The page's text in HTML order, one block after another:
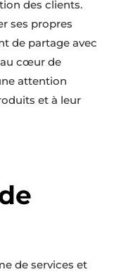
des clients.
ses propres
de partage avec
au cœur de
attention
et à leur
de services et